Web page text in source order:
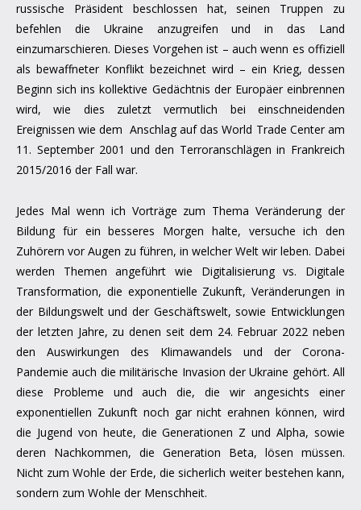
russische Präsident beschlossen hat, seinen Truppen zu
befehlen die Ukraine anzugreifen und in das Land
einzumarschieren. Dieses Vorgehen ist – auch wenn es offiziell
als bewaffneter Konflikt bezeichnet wird – ein Krieg, dessen
Beginn sich ins kollektive Gedächtnis der Europäer einbrennen
wird, wie dies zuletzt vermutlich bei einschneidenden
Ereignissen wie dem Anschlag auf das World Trade Center am
11. September 2001 und den Terroranschlägen in Frankreich
2015/2016 der Fall war.
Jedes Mal wenn ich Vorträge zum Thema Veränderung der
Bildung für ein besseres Morgen halte, versuche ich den
Zuhörern vor Augen zu führen, in welcher Welt wir leben. Dabei
werden Themen angeführt wie Digitalisierung vs. Digitale
Transformation, die exponentielle Zukunft, Veränderungen in
der Bildungswelt und der Geschäftswelt, sowie Entwicklungen
der letzten Jahre, zu denen seit dem 24. Februar 2022 neben
den Auswirkungen des Klimawandels und der Corona-
Pandemie auch die militärische Invasion der Ukraine gehört. All
diese Probleme und auch die, die wir angesichts einer
exponentiellen Zukunft noch gar nicht erahnen können, wird
die Jugend von heute, die Generationen Z und Alpha, sowie
deren Nachkommen, die Generation Beta, lösen müssen.
Nicht zum Wohle der Erde, die sicherlich weiter bestehen kann,
sondern zum Wohle der Menschheit.